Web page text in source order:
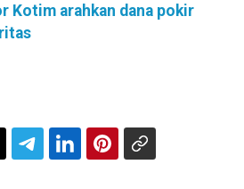
Kotim arahkan dana pokir